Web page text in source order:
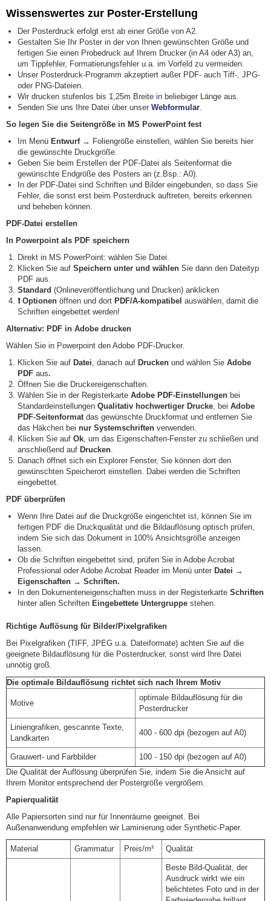
Wissenswertes zur Poster-Erstellung
Der Posterdruck erfolgt erst ab einer Größe von A2.
Gestalten Sie Ihr Poster in der von Ihnen gewünschten Größe und
fertigen Sie einen Probedruck auf Ihrem Drucker (in A4 oder A3) an,
um Tippfehler, Formatierungsfehler u.a. im Vorfeld zu vermeiden.
Unser Posterdruck-Programm akzeptiert außer PDF- auch Tiff-, JPG-
oder PNG-Dateien.
Wir drucken stufenlos bis 1,25m Breite in beliebiger Länge aus.
Senden Sie uns Ihre Datei über unserWebformular.
So legen Sie die Seitengröße in MS PowerPoint fest
Im Menü Entwurf→ Foliengröße einstellen, wählen Sie bereits hier
die gewünschte Druckgröße.
Geben Sie beim Erstellen der PDF-Datei als Seitenformat die
gewünschte Endgröße des Posters an (z.Bsp.: A0).
In der PDF-Datei sind Schriften und Bilder eingebunden, so dass Sie
Fehler, die sonst erst beim Posterdruck auftreten, bereits erkennen
und beheben können.
PDF-Datei erstellen
In Powerpoint als PDF speichern
Direkt in MS PowerPoint: wählen Sie Datei.
Klicken Sie aufSpeichern unter und wählenSie dann den Dateityp
PDF aus.
Standard (Onlineveröffentlichung und Drucken) anklicken
❗ Optionen öffnen und dort PDF/A-kompatibel auswählen, damit die
Schriften eingebettet werden!
Alternativ: PDF in Adobe drucken
Wählen Sie in Powerpoint den Adobe PDF-Drucker.
Klicken Sie auf Datei, danach auf Drucken und wählen SieAdobe
PDFaus.
Öffnen Sie die Druckereigenschaften.
Wählen Sie in der RegisterkarteAdobe PDF-Einstellungen bei
StandardeinstellungenQualitativ hochwertiger Drucke, beiAdobe
PDF-Seitenformatdas gewünschte Druckformat und entfernen Sie
das Häkchen beinur Systemschriften verwenden.
Klicken Sie aufOk, um das Eigenschaften-Fenster zu schließen und
anschließend auf Drucken.
Danach öffnet sich ein Explorer Fenster, Sie können dort den
gewünschten Speicherort einstellen. Dabei werden die Schriften
eingebettet.
PDF überprüfen
Wenn Ihre Datei auf die Druckgröße eingerichtet ist, können Sie im
fertigen PDF die Druckqualität und die Bildauflösung optisch prüfen,
indem Sie sich das Dokument in 100% Ansichtsgröße anzeigen
lassen.
Ob die Schriften eingebettet sind, prüfen Sie in Adobe Acrobat
Professional oder Adobe Acrobat Reader im Menü unter Datei →
Eigenschaften → Schriften.
In den Dokumenteneigenschaften muss in der RegisterkarteSchriften
hinter allen Schriften Eingebettete Untergruppe stehen.
Richtige Auflösung für Bilder/Pixelgrafiken
Bei Pixelgrafiken (TIFF, JPEG u.a. Dateiformate) achten Sie auf die
geeignete Bildauflösung für die Posterdrucker, sonst wird Ihre Datei
unnötig groß.
Die optimale Bildauflösung richtet sich nach Ihrem Motiv
Motive
optimale Bildauflösung für die
Posterdrucker
Liniengrafiken, gescannte Texte,
Landkarten
400 - 600 dpi (bezogen auf A0)
Grauwert- und Farbbilder
100 - 150 dpi (bezogen auf A0)
Die Qualität der Auflösung überprüfen Sie, indem Sie die Ansicht auf
Ihrem Monitor entsprechend der Postergröße vergrößern.
Papierqualität
Alle Papiersorten sind nur für Innenräume geeignet. Bei
Außenanwendung empfehlen wir Laminierung oder Synthetic-Paper.
Material Grammatur Preis/m² Qualität
Beste Bild-Qualität, der
Ausdruck wirkt wie ein
belichtetes Foto und in der